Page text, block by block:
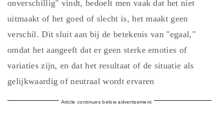
onverschillig" vindt, bedoelt men vaak dat het niet
uitmaakt of het goed of slecht is, het maakt geen
verschil. Dit sluit aan bij de betekenis van "egaal,"
omdat het aangeeft dat er geen sterke emoties of
variaties zijn, en dat het resultaat of de situatie als
gelijkwaardig of neutraal wordt ervaren
Article continues below advertisement